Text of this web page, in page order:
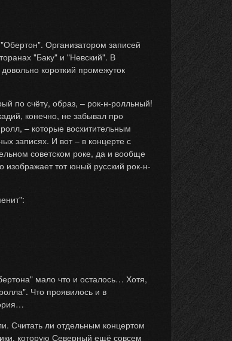
Организатором записей
"Баку" и "Невский". В
короткий промежуток
по счёту, образ, – рок-н-ролльный!
конечно, не забывал про
– которые восхитительным
записях. И вот – в концерте с
советском роке, да и вообще
тот юный русский рок-н-
мало что и осталось… Хотя,
Что проявилось и в
Считать ли отдельным концертом
которую Северный ещё совсем